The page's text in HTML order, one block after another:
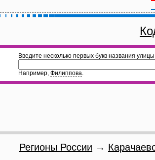
Введите несколько первых букв названия
Например, Филиппова.
Регионы России →